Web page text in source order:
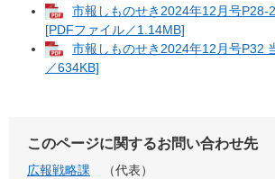
市報しものせき2024年12月号P28-
[PDFファイル／1.14MB]
市報しものせき2024年12月号P32
／634KB]
このページに関するお問い合わせ先
広報戦略課
代表